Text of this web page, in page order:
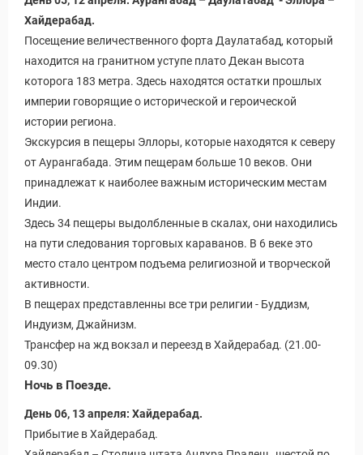
Хайдерабад.
Посещение величественного форта Даулатабад, который
находится на гранитном уступе плато Декан высота
которога 183 метра. Здесь находятся остатки прошлых
империи говорящие о исторической и героической
истории региона.
Экскурсия в пещеры Эллоры, которые находятся к северу
от Аурангабада. Этим пещерам больше 10 веков. Они
принадлежат к наиболее важным историческим местам
Индии.
Здесь 34 пещеры выдолбленные в скалах, они находились
на пути следования торговых караванов. В 6 веке это
место стало центром подъема религиозной и творческой
активности.
В пещерах представленны все три религии - Буддизм,
Индуизм, Джайнизм.
Трансфер на жд вокзал и переезд в Хайдерабад. (21.00-
09.30)
Ночь в Поезде.
День 06, 13 апреля: Хайдерабад.
Прибытие в Хайдерабад.